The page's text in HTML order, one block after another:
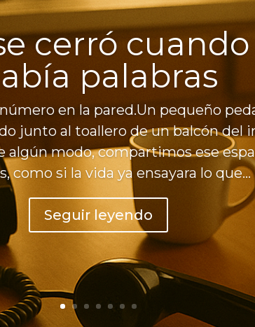
cerró
palabras
en la pared.Un pequeño
junto al toallero de un balcón del
algún modo, compartimos ese
como si la vida ya ensayara lo que...
Seguir leyendo